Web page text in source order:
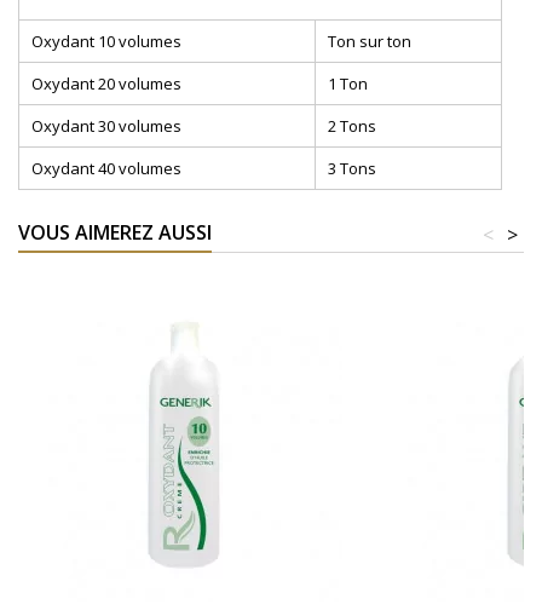
Oxydant 10 volumes
Ton sur ton
Oxydant 20 volumes
1 Ton
Oxydant 30 volumes
2 Tons
Oxydant 40 volumes
3 Tons
VOUS AIMEREZ AUSSI >
<